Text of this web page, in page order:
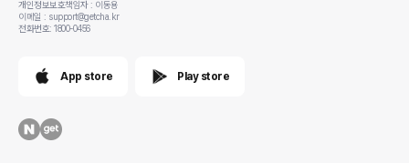
개인정보보호책임자 : 이동용
이메일 : support@getcha.kr
전화번호: 1800-0456
App store Play store